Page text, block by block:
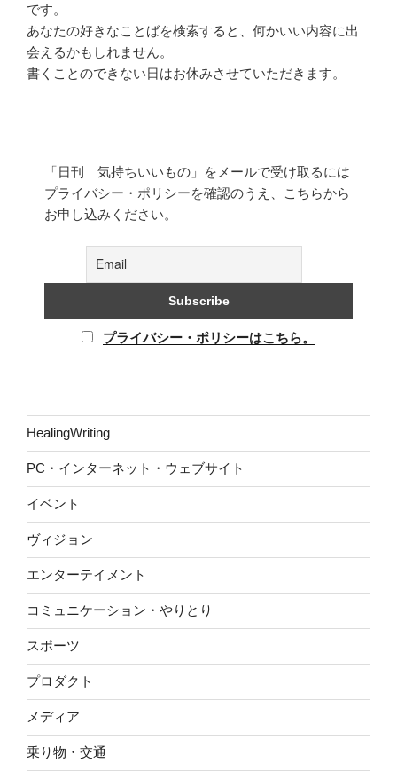
です。
あなたの好きなことばを検索すると、何かいい内容に出
会えるかもしれません。
書くことのできない日はお休みさせていただきます。
「日刊 気持ちいいもの」をメールで受け取るには
プライバシー・ポリシーを確認のうえ、こちらから
お申し込みください。
プライバシー・ポリシーはこちら。
HealingWriting
PC・インターネット・ウェブサイト
イベント
ヴィジョン
エンターテイメント
コミュニケーション・やりとり
スポーツ
プロダクト
メディア
乗り物・交通